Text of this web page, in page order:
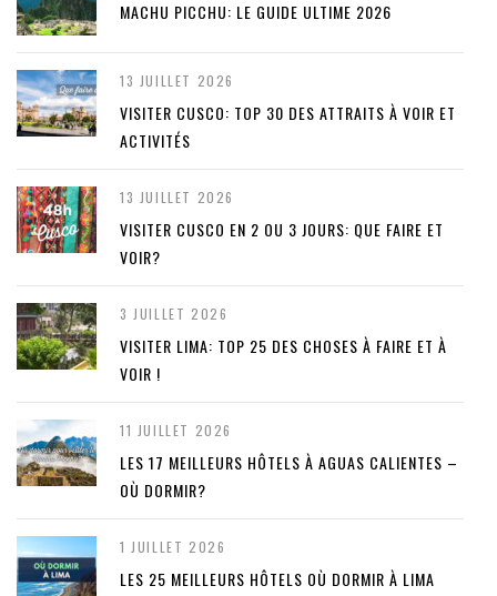
MACHU PICCHU: LE GUIDE ULTIME 2026
13 JUILLET 2026
VISITER CUSCO: TOP 30 DES ATTRAITS À VOIR ET
ACTIVITÉS
13 JUILLET 2026
VISITER CUSCO EN 2 OU 3 JOURS: QUE FAIRE ET
VOIR?
3 JUILLET 2026
VISITER LIMA: TOP 25 DES CHOSES À FAIRE ET À
VOIR !
11 JUILLET 2026
LES 17 MEILLEURS HÔTELS À AGUAS CALIENTES –
OÙ DORMIR?
1 JUILLET 2026
LES 25 MEILLEURS HÔTELS OÙ DORMIR À LIMA